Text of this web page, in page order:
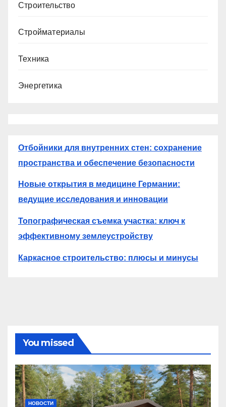
Строительство
Стройматериалы
Техника
Энергетика
Отбойники для внутренних стен: сохранение
пространства и обеспечение безопасности
Новые открытия в медицине Германии:
ведущие исследования и инновации
Топографическая съемка участка: ключ к
эффективному землеустройству
Каркасное строительство: плюсы и минусы
You missed
НОВОСТИ